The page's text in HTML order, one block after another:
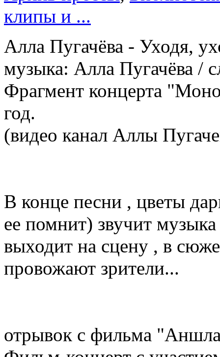
клипы и ...
Алла Пугачёва - Уходя,
музыка: Алла Пугачёва /
Фрагмент концерта
год.
(видео канал Аллы
В конце песни , цветы
ее помнит) звучит
выходит на сцену , в
провожают зрители...
отрывок с фильма